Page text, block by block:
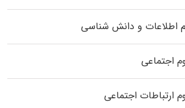
اطلاعات و دانش شناسی
اجتماعی
ارتباطات اجتماعی